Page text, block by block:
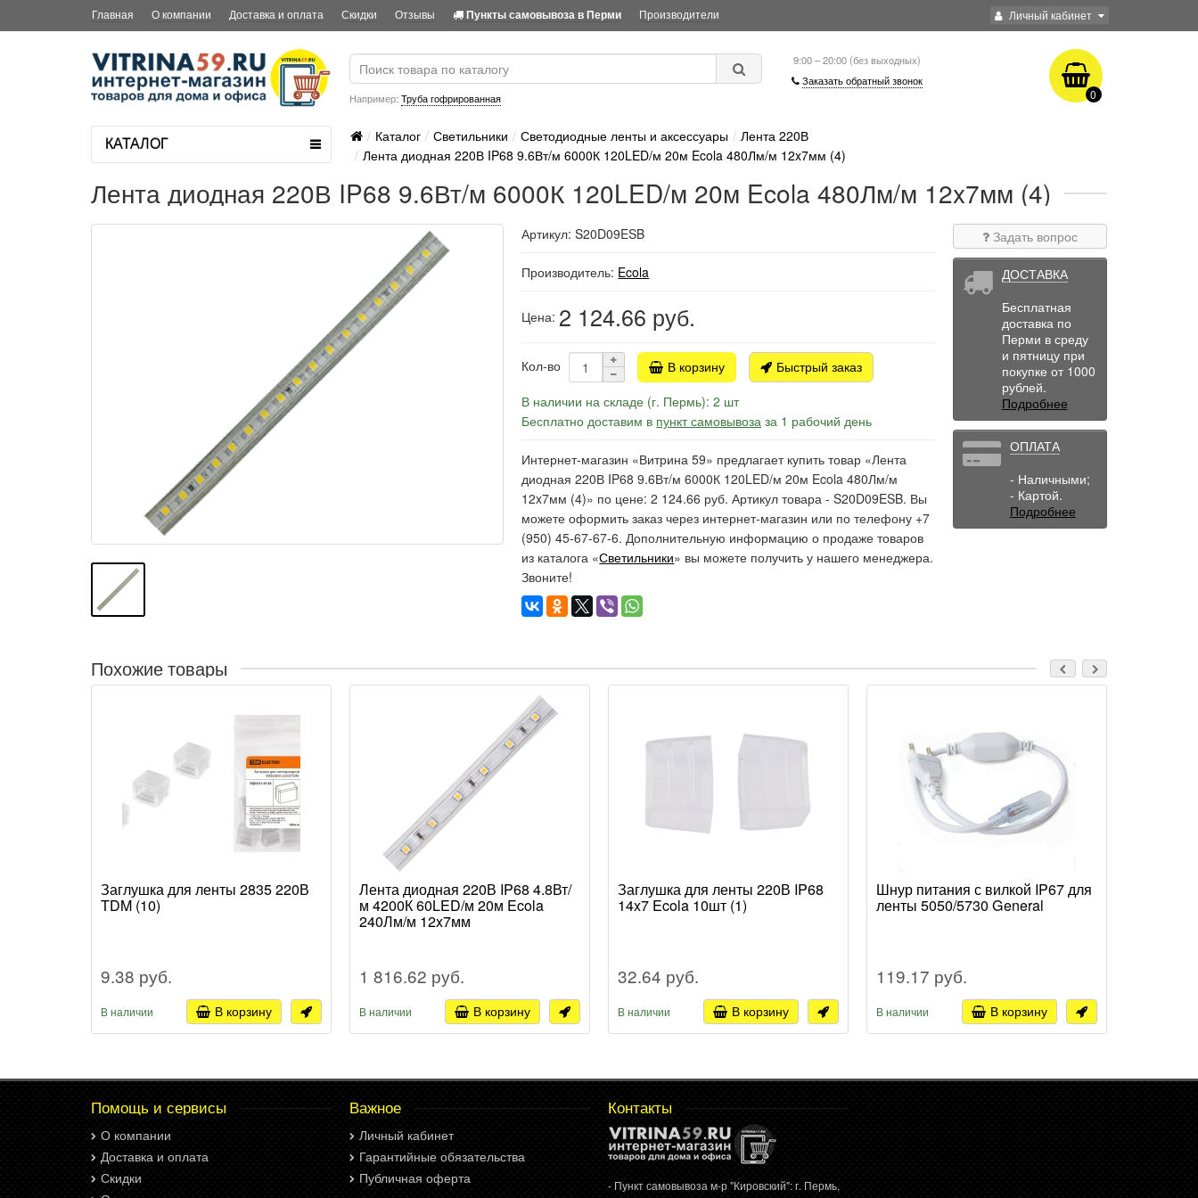
Личный кабинет
Главная О компании Доставка и оплата Скидки Отзывы Пункты самовывоза в Перми Производители
Например: Труба гофрированная
9:00 – 20:00 (без выходных)
Заказать обратный звонок
0
КАТАЛОГ Каталог Светильники Светодиодные ленты и аксессуары
Лента 220В
Лента диодная 220В IP68 9.6Вт/м 6000К 120LED/м 20м Ecola 480Лм/м 12x7мм (4)
Лента диодная 220В IP68 9.6Вт/м 6000К 120LED/м 20м Ecola 480Лм/м 12x7мм (4)
Артикул: S20D09ESB
Производитель: Ecola
Цена: 2 124.66 руб.
Кол-во В корзину
Быстрый заказ
В наличии на складе (г. Пермь): 2 шт
Бесплатно доставим в пункт самовывоза за 1 рабочий день
Интернет-магазин «Витрина 59» предлагает купить товар «Лента
диодная 220В IP68 9.6Вт/м 6000К 120LED/м 20м Ecola 480Лм/м
12x7мм (4)» по цене: 2 124.66 руб. Артикул товара - S20D09ESB. Вы
можете оформить заказ через интернет-магазин или по телефону +7
(950) 45-67-67-6. Дополнительную информацию о продаже товаров
из каталога «Светильники» вы можете получить у нашего менеджера.
Звоните!
Задать вопрос
ДОСТАВКА
Бесплатная
доставка по
Перми в среду
и пятницу при
покупке от 1000
рублей.
Подробнее
ОПЛАТА
- Наличными;
- Картой.
Подробнее
Похожие товары
Заглушка для ленты 2835 220В
TDM (10)
9.38 руб.
В наличии В корзину
Лента диодная 220В IP68 4.8Вт/
м 4200К 60LED/м 20м Ecola
240Лм/м 12x7мм
1 816.62 руб.
В наличии В корзину
Заглушка для ленты 220В IP68
14x7 Ecola 10шт (1)
32.64 руб.
В наличии В корзину
Шнур питания с вилкой IP67 для
ленты 5050/5730 General
119.17 руб.
В наличии В корзину
Помощь и сервисы
О компании
Доставка и оплата
Скидки
Важное
Личный кабинет
Гарантийные обязательства
Публичная оферта
Контакты
- Пункт самовывоза м-р "Кировский": г. Пермь,